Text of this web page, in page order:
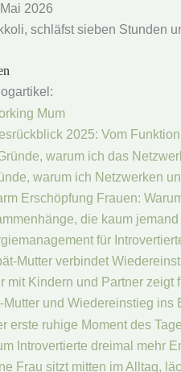
2026
schläfst sieben Stunden
2025: Vom
warum ich Netzwerken
für
Mutter und Wiedereinstieg
Introvertierte dreimal mehr